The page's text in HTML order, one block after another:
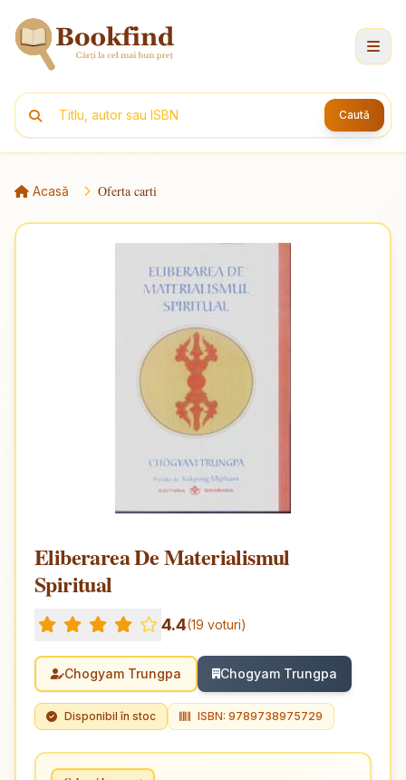
Caută
Acasă Oferta carti
Eliberarea De Materialismul
Spiritual
4.4(19 voturi)
Chogyam Trungpa Chogyam Trungpa
Disponibil în stoc ISBN: 9789738975729